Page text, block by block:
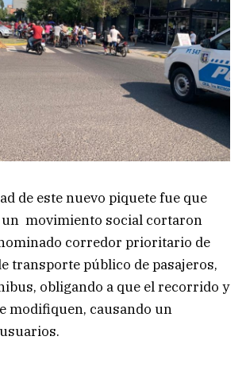
de este nuevo piquete fue que
un movimiento social cortaron
corredor prioritario de
transporte público de pasajeros,
obligando a que el recorrido y
modifiquen, causando un